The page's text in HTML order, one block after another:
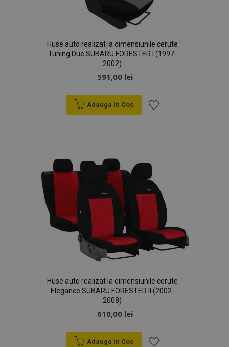
Huse auto realizat la dimensiunile cerute
Tuning Due SUBARU FORESTER I (1997-
2002)
591,00 lei
Adauga In Cos
Dorințe
Huse auto realizat la dimensiunile cerute
Elegance SUBARU FORESTER II (2002-
2008)
610,00 lei
Adauga In Cos